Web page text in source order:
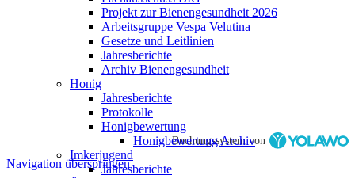
Projekt zur Bienengesundheit 2026
Arbeitsgruppe Vespa Velutina
Gesetze und Leitlinien
Jahresberichte
Archiv Bienengesundheit
Honig
Jahresberichte
Protokolle
Honigbewertung
Honigbewertung Archiv
Imkerjugend
Jahresberichte
Buchungssystem von
Navigation überspringen